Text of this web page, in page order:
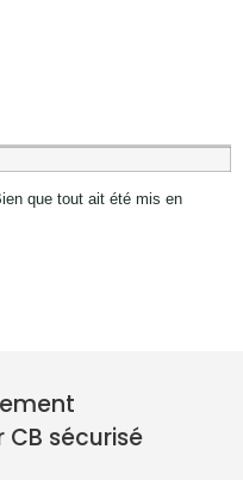
que tout ait été mis en
CB sécurisé